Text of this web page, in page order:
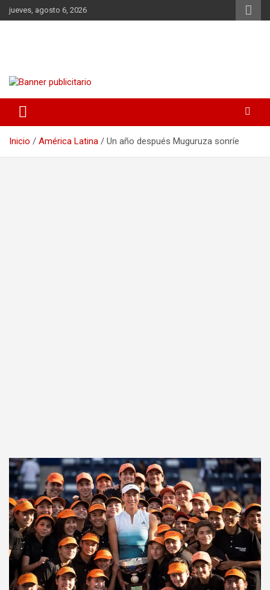
Saltar
al
jueves, agosto 6, 2026
Inicio América Latina Un año después Muguruza sonríe